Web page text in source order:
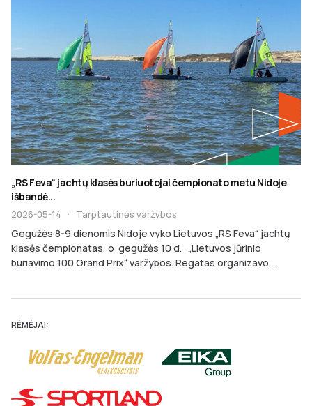
„RS Feva“ jachtų klasės buriuotojai čempionato metu Nidoje
išbandė...
2026-05-14 · Tarptautinės varžybos
Gegužės 8-9 dienomis Nidoje vyko Lietuvos „RS Feva“ jachtų
klasės čempionatas, o gegužės 10 d. „Lietuvos jūrinio
buriavimo 100 Grand Prix“ varžybos. Regatas organizavo...
RĖMĖJAI: